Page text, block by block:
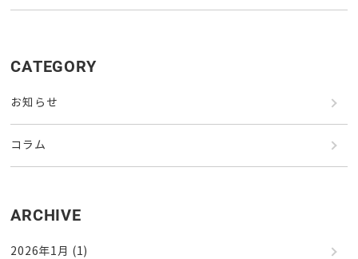
CATEGORY
お知らせ
コラム
ARCHIVE
2026年1月 (1)